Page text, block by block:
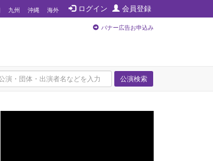
ログイン 会員登録
九州 沖縄 海外
バナー広告お申込み
公演検索